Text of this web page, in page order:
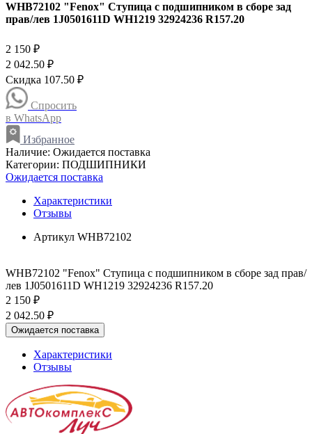
WHB72102 "Fenox" Ступица с подшипником в сборе зад
прав/лев 1J0501611D WH1219 32924236 R157.20
2 150 ₽
2 042.50 ₽
Скидка 107.50 ₽
Спросить
в WhatsApp
Избранное
Наличие: Ожидается поставка
Категории: ПОДШИПНИКИ
Ожидается поставка
Характеристики
Отзывы
Артикул WHB72102
WHB72102 "Fenox" Ступица с подшипником в сборе зад прав/
лев 1J0501611D WH1219 32924236 R157.20
2 150 ₽
2 042.50 ₽
Ожидается поставка
Характеристики
Отзывы